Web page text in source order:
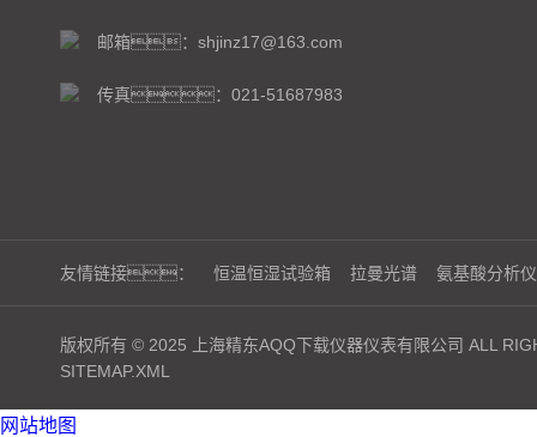
邮箱：shjinz17@163.com
传真：021-51687983
友情链接： 恒温恒湿试验箱 拉曼光谱 氨基酸分析仪
版权所有 © 2025 上海精东AQQ下载仪器仪表有限公司 ALL
SITEMAP.XML
网站地图